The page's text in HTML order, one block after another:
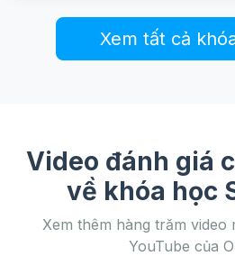
Xem tất cả
Video đánh giá
về khóa học
Xem thêm hàng trăm video
YouTube của